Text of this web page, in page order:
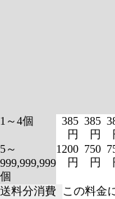
1～4個
385
円
385
円
5～
999,999,999
個
1200
円
750
円
送料分消費
この料金